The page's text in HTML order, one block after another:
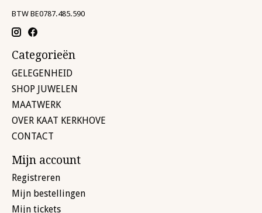
BTW BE0787.485.590
Categorieën
GELEGENHEID
SHOP JUWELEN
MAATWERK
OVER KAAT KERKHOVE
CONTACT
Mijn account
Registreren
Mijn bestellingen
Mijn tickets